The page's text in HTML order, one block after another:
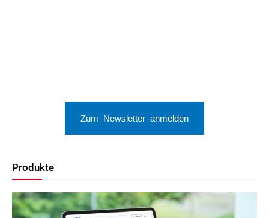
Zum Newsletter anmelden
Produkte